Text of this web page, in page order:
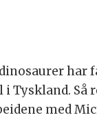
har
Tyskland.
med